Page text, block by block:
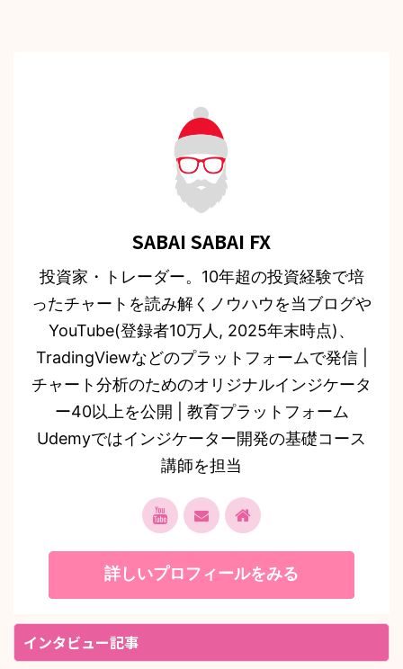
SABAI SABAI FX
投資家・トレーダー。10年超の投資経験で培
ったチャートを読み解くノウハウを当ブログや
YouTube(登録者10万人, 2025年末時点)、
TradingViewなどのプラットフォームで発信 |
チャート分析のためのオリジナルインジケータ
ー40以上を公開 | 教育プラットフォーム
Udemyではインジケーター開発の基礎コース
講師を担当
詳しいプロフィールをみる
インタビュー記事